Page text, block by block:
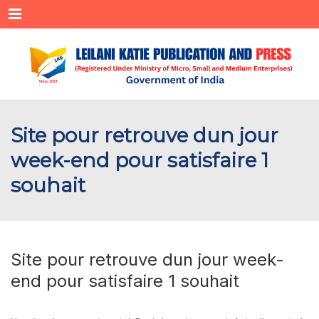
Menu
Site pour retrouve dun jour
week-end pour satisfaire 1
souhait
Site pour retrouve dun jour week-
end pour satisfaire 1 souhait